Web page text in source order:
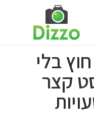
בלי
קצר